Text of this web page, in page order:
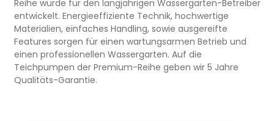
Reihe wurde für den langjährigen Wassergarten-Betreiber
entwickelt. Energieeffiziente Technik, hochwertige
Materialien, einfaches Handling, sowie ausgereifte
Features sorgen für einen wartungsarmen Betrieb und
einen professionellen Wassergarten. Auf die
Teichpumpen der Premium-Reihe geben wir 5 Jahre
Qualitäts-Garantie.